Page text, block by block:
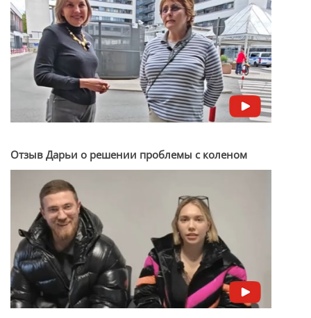
Отзыв Дарьи о решении проблемы с коленом